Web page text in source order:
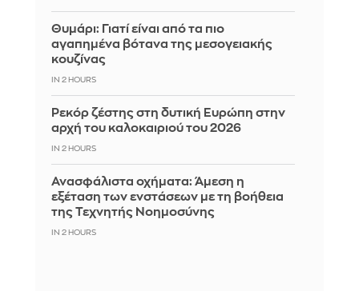
Θυμάρι: Γιατί είναι από τα πιο
αγαπημένα βότανα της μεσογειακής
κουζίνας
IN 2 HOURS
Ρεκόρ ζέστης στη δυτική Ευρώπη στην
αρχή του καλοκαιριού του 2026
IN 2 HOURS
Ανασφάλιστα οχήματα: Άμεση η
εξέταση των ενστάσεων με τη βοήθεια
της Τεχνητής Νοημοσύνης
IN 2 HOURS